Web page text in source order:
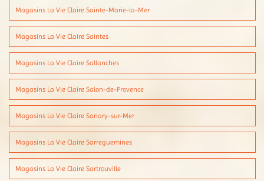
Magasins La Vie Claire Sainte-Marie-la-Mer
Magasins La Vie Claire Saintes
Magasins La Vie Claire Sallanches
Magasins La Vie Claire Salon-de-Provence
Magasins La Vie Claire Sanary-sur-Mer
Magasins La Vie Claire Sarreguemines
Magasins La Vie Claire Sartrouville